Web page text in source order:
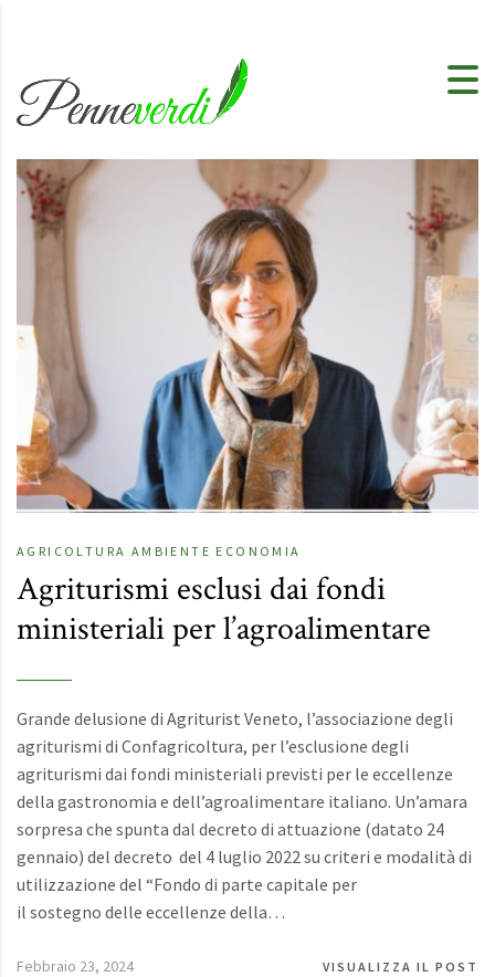
AGRICOLTURA AMBIENTE ECONOMIA
Agriturismi esclusi dai fondi
ministeriali per l’agroalimentare
Grande delusione di Agriturist Veneto, l’associazione degli
agriturismi di Confagricoltura, per l’esclusione degli
agriturismi dai fondi ministeriali previsti per le eccellenze
della gastronomia e dell’agroalimentare italiano. Un’amara
sorpresa che spunta dal decreto di attuazione (datato 24
gennaio) del decreto del 4 luglio 2022 su criteri e modalità di
utilizzazione del “Fondo di parte capitale per
il sostegno delle eccellenze della…
Febbraio 23, 2024 VISUALIZZA IL POST